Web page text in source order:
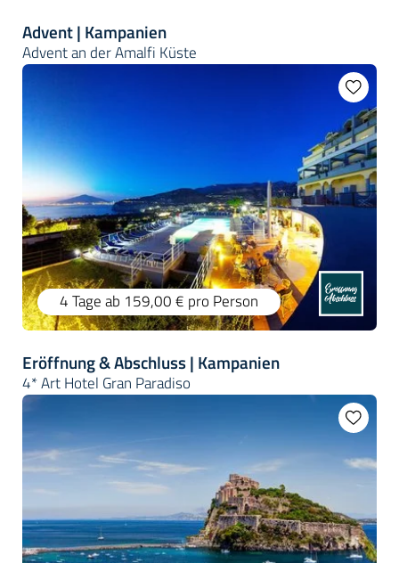
Advent | Kampanien
Advent an der Amalfi Küste
4 Tageab 159,00 € pro Person
Eröffnung & Abschluss | Kampanien
4* Art Hotel Gran Paradiso